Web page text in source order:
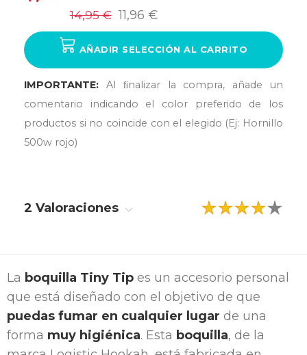
14,95 € 11,96 €
AÑADIR SELECCIÓN AL CARRITO
IMPORTANTE: Al ﬁnalizar la compra, añade un
comentario indicando el color preferido de los
productos si no coincide con el elegido (Ej: Hornillo
500w rojo)
2 Valoraciones
La boquilla Tiny Tip es un accesorio personal
que está diseñado con el objetivo de que
puedas fumar en cualquier lugar de una
forma muy higiénica. Esta boquilla, de la